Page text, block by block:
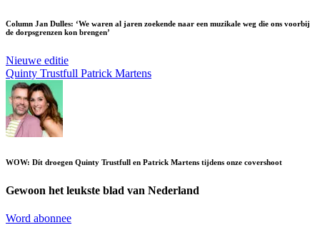
Column Jan Dulles: ‘We waren al jaren zoekende naar een muzikale weg die ons voorbij
de dorpsgrenzen kon brengen’
Nieuwe editie
Quinty Trustfull Patrick Martens
WOW: Dít droegen Quinty Trustfull en Patrick Martens tijdens onze covershoot
Gewoon het leukste blad van Nederland
Word abonnee